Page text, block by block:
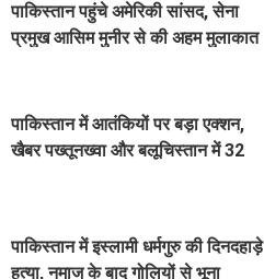
पाकिस्तान पहुंचे अमेरिकी सांसद, सेना
प्रमुख आसिम मुनीर से की अहम मुलाकात
पाकिस्तान में आतंकियों पर बड़ा एक्शन,
खैबर पख्तूनख्वा और बलूचिस्तान में 32
पाकिस्तान में इस्लामी धर्मगुरु की दिनदहाड़े
हत्या, नमाज के बाद गोलियों से भूना